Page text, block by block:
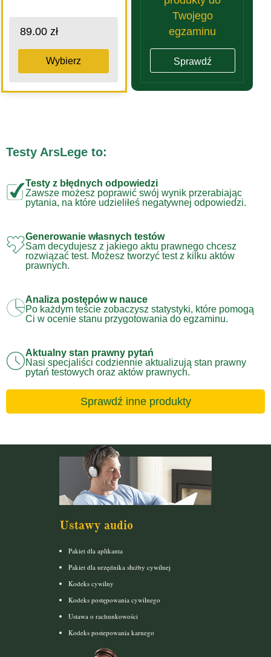
89.00 zł
Wybierz
Twojego
egzaminu
Sprawdź
Testy ArsLege to:
Testy z błędnych odpowiedzi
Zawsze możesz poprawić swój wynik przerabiając
pytania, na które udzieliłeś negatywnej odpowiedzi.
Generowanie własnych testów
Sam decydujesz z jakiego aktu prawnego chcesz
rozwiązać test. Możesz tworzyć test z kilku aktów
prawnych.
Analiza postępów w nauce
Po każdym teście zobaczysz statystyki, które pomogą
Ci w ocenie stanu przygotowania do egzaminu.
Aktualny stan prawny pytań
Nasi specjaliści codziennie aktualizują stan prawny
pytań testowych oraz aktów prawnych.
Sprawdź inne produkty
Ustawy audio
Pakiet dla aplikanta
Pakiet dla urzędnika służby cywilnej
Kodeks cywilny
Kodeks postępowania cywilnego
Ustawa o rachunkowości
Kodeks postepowania karnego